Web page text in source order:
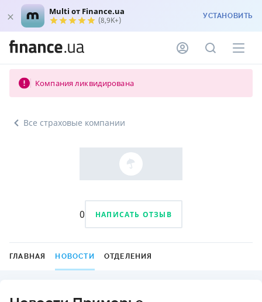
Multi от Finance.ua
(8,9K+) УСТАНОВИТЬ
Компания ликвидирована
Все страховые компании
0 НАПИСАТЬ ОТЗЫВ
ГЛАВНАЯ НОВОСТИ ОТДЕЛЕНИЯ